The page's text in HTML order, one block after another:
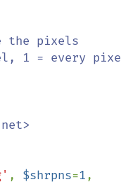
, $shrpns=1